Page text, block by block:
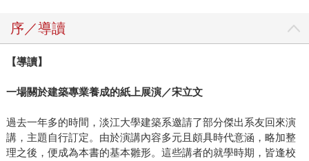
序／導讀
【導讀】
一場關於建築專業養成的紙上展演／宋立文
過去一年多的時間，淡江大學建築系邀請了部分傑出系友回來演
講，主題自行訂定。由於演講內容多元且頗具時代意涵，略加整
理之後，便成為本書的基本雛形。這些講者的就學時期，皆逢校